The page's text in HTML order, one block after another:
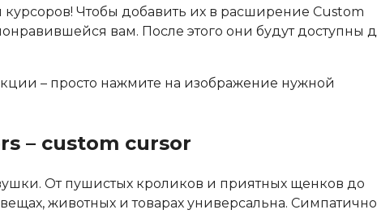
Чтобы добавить их в расширение Custom
вам. После этого они будут доступны
– просто нажмите на изображение нужной
– custom cursor
От пушистых кроликов и приятных щенков до
животных и товарах универсальна.